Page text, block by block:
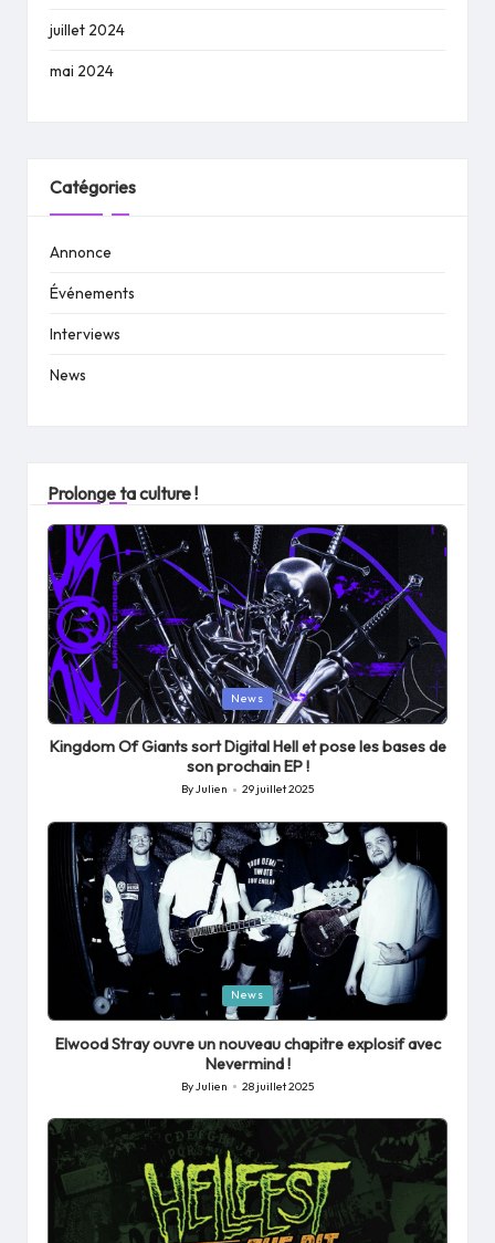
juillet 2024
mai 2024
Catégories
Annonce
Événements
Interviews
News
Prolonge ta culture !
Posted
in
News
Kingdom Of Giants sort Digital Hell et pose les bases de
son prochain EP !
Posted
ByJulien 29 juillet 2025
Posted
in
News
Elwood Stray ouvre un nouveau chapitre explosif avec
Nevermind !
Posted
by
ByJulien 28 juillet 2025